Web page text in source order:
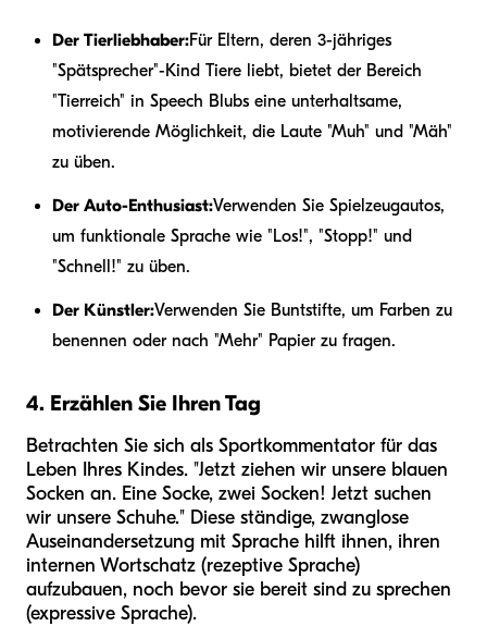
Der Tierliebhaber:Für Eltern, deren 3-jähriges
"Spätsprecher"-Kind Tiere liebt, bietet der Bereich
"Tierreich" in Speech Blubs eine unterhaltsame,
motivierende Möglichkeit, die Laute "Muh" und "Mäh"
zu üben.
Der Auto-Enthusiast:Verwenden Sie Spielzeugautos,
um funktionale Sprache wie "Los!", "Stopp!" und
"Schnell!" zu üben.
Der Künstler:Verwenden Sie Buntstifte, um Farben zu
benennen oder nach "Mehr" Papier zu fragen.
4. Erzählen Sie Ihren Tag
Betrachten Sie sich als Sportkommentator für das
Leben Ihres Kindes. "Jetzt ziehen wir unsere blauen
Socken an. Eine Socke, zwei Socken! Jetzt suchen
wir unsere Schuhe." Diese ständige, zwanglose
Auseinandersetzung mit Sprache hilft ihnen, ihren
internen Wortschatz (rezeptive Sprache)
aufzubauen, noch bevor sie bereit sind zu sprechen
(expressive Sprache).